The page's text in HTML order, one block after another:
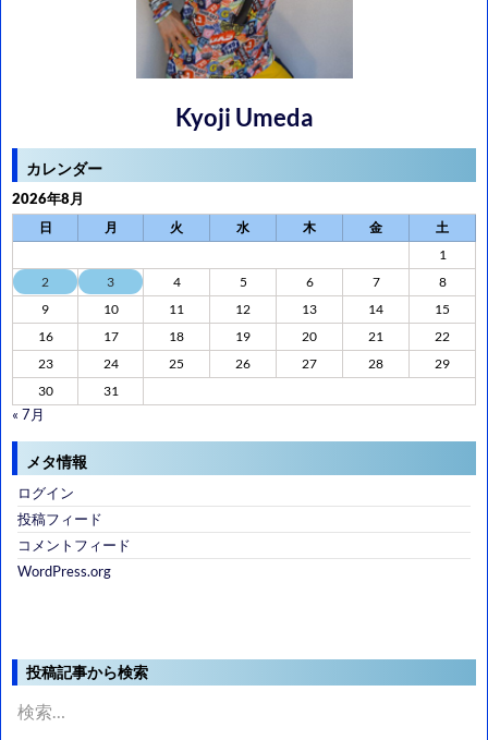
Kyoji Umeda
カレンダー
2026年8月
日 月 火 水 木 金
土
1
2 3 4 5 6 7
8
9
10 11 12 13 14
15
16
17 18 19 20 21
22
23
24 25 26 27 28
29
30
31
« 7月
メタ情報
ログイン
投稿フィード
コメントフィード
WordPress.org
投稿記事から検索
検
索: